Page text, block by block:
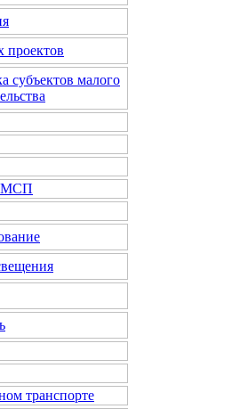
проектов
субъектов малого
МСП
транспорте